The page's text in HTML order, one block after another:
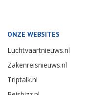
ONZE WEBSITES
Luchtvaartnieuws.nl
Zakenreisnieuws.nl
Triptalk.nl